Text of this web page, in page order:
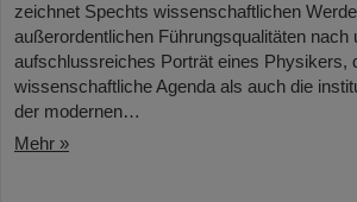
zeichnet Spechts wissenschaftlichen
außerordentlichen Führungsqualitäten nach
aufschlussreiches Porträt eines Physikers,
wissenschaftliche Agenda als auch die
der modernen…
Mehr »